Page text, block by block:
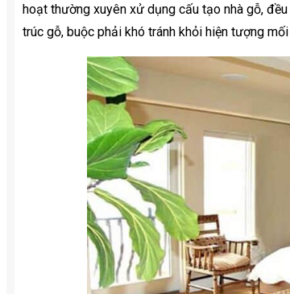
hoạt thường xuyên xử dụng cấu tạo nhà gỗ,
trúc gỗ, buộc phải khó tránh khỏi hiện tượng